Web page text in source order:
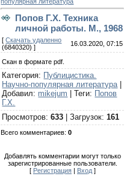
Попов Г.Х. Техника
личной работы. М., 1968
[Скачать удаленно
(6840320) ]
16.03.2020, 07:15
Скан в формате pdf.
Категория: Публицистика.
Научно-популярная литература|
Добавил: mikejum |Теги: Попов
Г.Х.
Просмотров:633 |Загрузок:161
Всего комментариев:0
Добавлять комментарии могут только
зарегистрированные пользователи.
[ Регистрация| Вход]